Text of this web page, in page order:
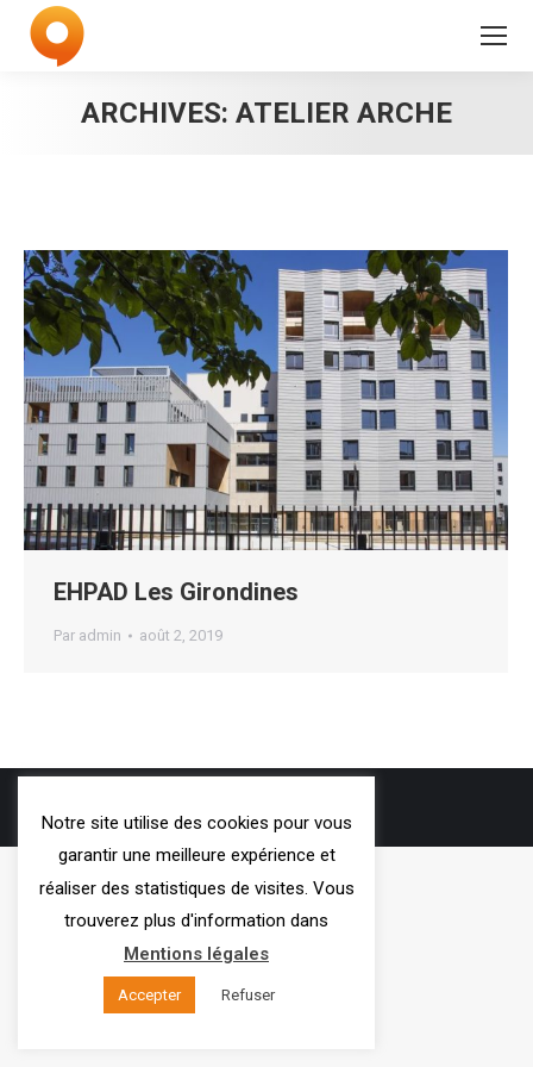
ARCHIVES: ATELIER ARCHE
EHPAD Les Girondines
Par admin août 2, 2019
Mentions légales
Notre site utilise des cookies pour vous
garantir une meilleure expérience et
réaliser des statistiques de visites. Vous
trouverez plus d'information dans
Mentions légales
Accepter Refuser